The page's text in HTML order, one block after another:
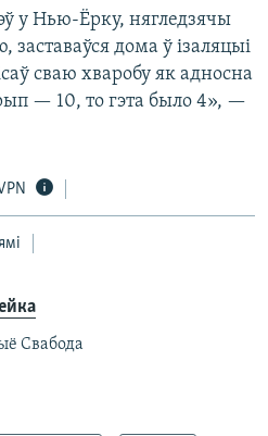
у Нью-Ёрку, нягледзячы
дома ў ізаляцыі
сваю хваробу як адносна
— 10, то гэта было 4», —
Свабода